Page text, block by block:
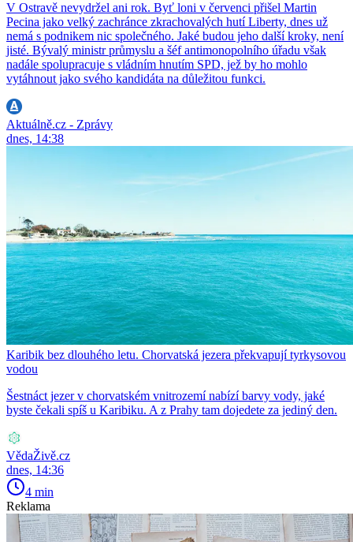
V Ostravě nevydržel ani rok. Byť loni v červenci přišel Martin
Pecina jako velký zachránce zkrachovalých hutí Liberty, dnes už
nemá s podnikem nic společného. Jaké budou jeho další kroky, není
jisté. Bývalý ministr průmyslu a šéf antimonopolního úřadu však
nadále spolupracuje s vládním hnutím SPD, jež by ho mohlo
vytáhnout jako svého kandidáta na důležitou funkci.
Aktuálně.cz - Zprávy
dnes, 14:38
Karibik bez dlouhého letu. Chorvatská jezera překvapují tyrkysovou
vodou
Šestnáct jezer v chorvatském vnitrozemí nabízí barvy vody, jaké
byste čekali spíš u Karibiku. A z Prahy tam dojedete za jediný den.
VědaŽivě.cz
dnes, 14:36
4 min
Reklama